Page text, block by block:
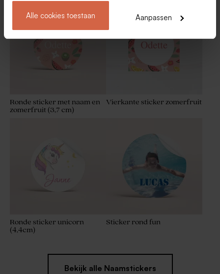
Alle cookies toestaan Aanpassen
stuks)
Ronde sticker met naam en
zomerfruit (3,7 cm)
Vierkante sticker zomerfruit
Ronde sticker unicorn
(4,4cm)
Sticker rond fun
Bekijk alle Naamstickers